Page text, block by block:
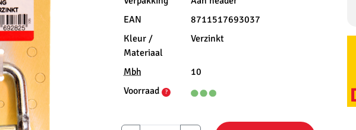
EAN
8711517693037
Kleur /
Materiaal
Verzinkt
Mbh
10
Voorraad
?